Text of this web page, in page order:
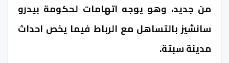
من جديد، وهو يوجه اتهامات لحكومة بيدرو
سانشيز بالتساهل مع الرباط فيما يخص احداث
مدينة سبتة.